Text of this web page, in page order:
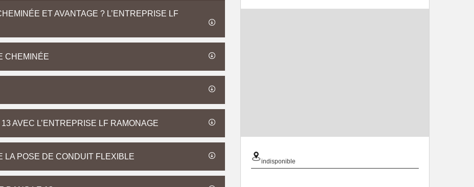
ET AVANTAGE ? L’ENTREPRISE LF
CHEMINÉE
AVEC L’ENTREPRISE LF RAMONAGE
LA POSE DE CONDUIT FLEXIBLE
indisponible